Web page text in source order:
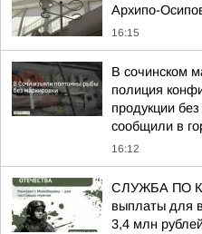
Архипо-
16:15
В сочинском
полиция
продукции
сообщили в
16:12
СЛУЖБА ПО
выплаты для
3,4 млн